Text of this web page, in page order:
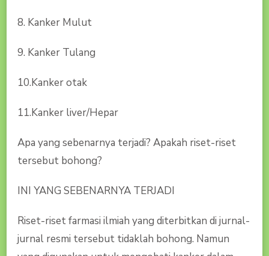
8. Kanker Mulut
9. Kanker Tulang
10.Kanker otak
11.Kanker liver/Hepar
Apa yang sebenarnya terjadi? Apakah riset-riset
tersebut bohong?
INI YANG SEBENARNYA TERJADI
Riset-riset farmasi ilmiah yang diterbitkan di jurnal-
jurnal resmi tersebut tidaklah bohong. Namun